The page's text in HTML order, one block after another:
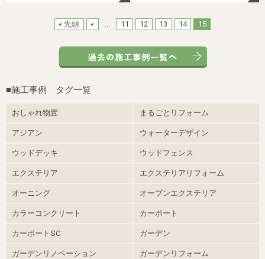
« 先頭 « 11 12 13 14 15
■施工事例 タグ一覧
おしゃれ物置 まるごとリフォーム
アジアン ウォーターデザイン
ウッドデッキ ウッドフェンス
エクステリア エクステリアリフォーム
オーニング オープンエクステリア
カラーコンクリート カーポート
カーポートSC ガーデン
ガーデンリノベーション ガーデンリフォーム